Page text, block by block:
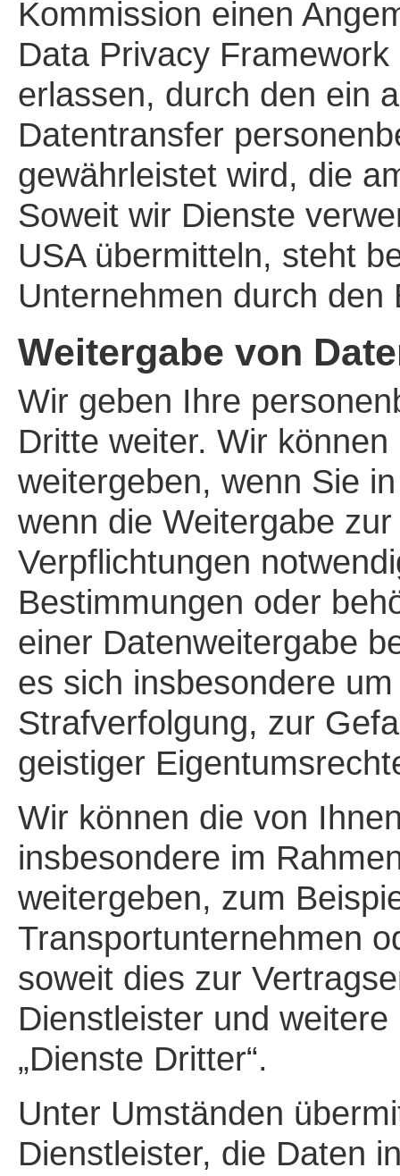
Kommission einen
Data Privacy
erlassen, durch den ein
Datentransfer
gewährleistet wird, die
Soweit wir Dienste
USA übermitteln, steht
Unternehmen durch
Weitergabe von
Wir geben Ihre
Dritte weiter. Wir
weitergeben, wenn Sie
wenn die Weitergabe
Verpflichtungen
Bestimmungen oder
einer Datenweitergabe
es sich insbesondere
Strafverfolgung, zur
geistiger
Wir können die von
insbesondere im
weitergeben, zum
Transportunternehmen
soweit dies zur
Dienstleister und
„Dienste Dritter“.
Unter Umständen
Dienstleister, die Daten